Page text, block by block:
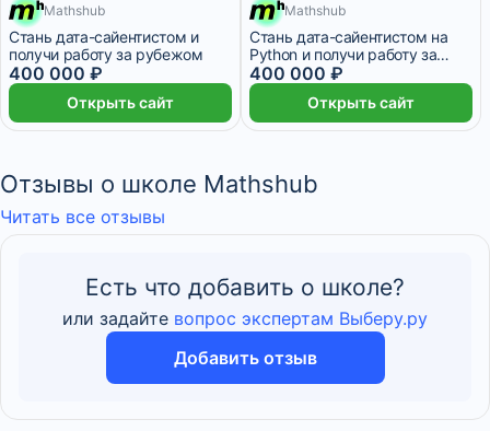
20 958 ₽/мес
Mathshub
Стань дата-сайентистом и
получи работу за рубежом
400 000 ₽
Открыть сайт
20 958 ₽/мес
Mathshub
Стань дата-сайентистом на
Python и получи работу за
рубежом
400 000 ₽
Открыть сайт
Отзывы о школе Mathshub
Читать все отзывы
Есть что добавить о школе?
или задайте вопрос экспертам Выберу.ру
Добавить отзыв